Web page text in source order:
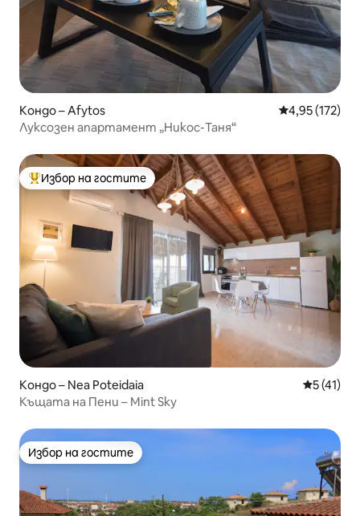
Кондо – Afytos Средна
4,95 (172)
Луксозен апартамент „Никос-Таня“
Най-популярен избор на гостите
Избор на гостите
Кондо – Nea Poteidaia Средна
5 (41)
Къщата на Пени – Mint Sky
Избор на гостите
Избор на гостите